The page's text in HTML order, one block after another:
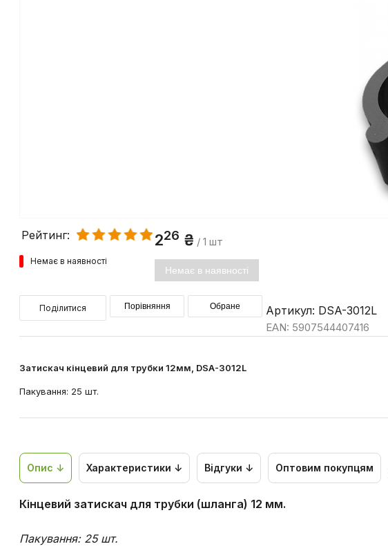
Рейтинг:
Немає в наявності
226 ₴ / 1 шт
Немає в наявності
Поділитися Порівняння Обране Артикул: DSA-3012L
EAN: 5907544407416
Затискач кінцевий для трубки 12мм, DSA-3012L
Пакування: 25 шт.
Опис ↓ Характеристики ↓ Відгуки ↓ Оптовим покупцям
Кінцевий затискач для трубки (шланга) 12 мм.
Пакування: 25 шт.